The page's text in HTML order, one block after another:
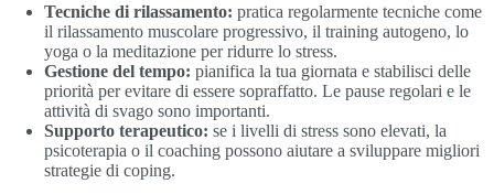
Tecniche di rilassamento: pratica regolarmente tecniche come
il rilassamento muscolare progressivo, il training autogeno, lo
yoga o la meditazione per ridurre lo stress.
Gestione del tempo: pianifica la tua giornata e stabilisci delle
priorità per evitare di essere sopraffatto. Le pause regolari e le
attività di svago sono importanti.
Supporto terapeutico: se i livelli di stress sono elevati, la
psicoterapia o il coaching possono aiutare a sviluppare migliori
strategie di coping.